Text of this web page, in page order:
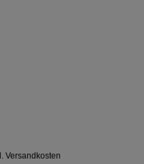
Versandkosten